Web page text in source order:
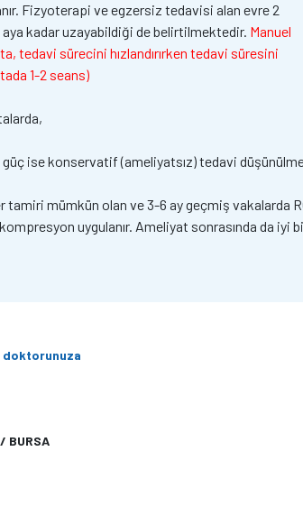
Fizyoterapi ve egzersiz tedavisi alan evre 2
aya kadar uzayabildiği de belirtilmektedir. Manuel
tedavi sürecini hızlandırırken tedavi süresini
1-2 seans)
ise konservatif (ameliyatsız) tedavi
mümkün olan ve 3-6 ay geçmiş vakalarda
uygulanır. Ameliyat sonrasında da
doktorunuza
BURSA